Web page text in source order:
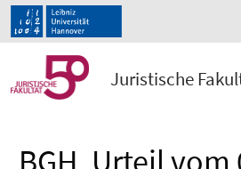
Juristische